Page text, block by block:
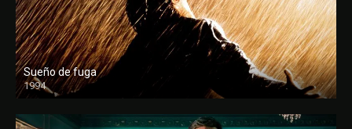
Sueño de fuga
1994
FULL HD